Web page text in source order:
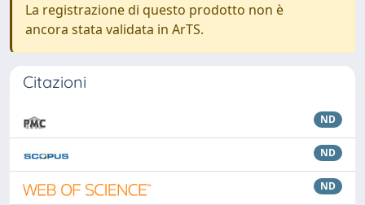
La registrazione di questo prodotto non è
ancora stata validata in ArTS.
Citazioni
ND
ND
ND